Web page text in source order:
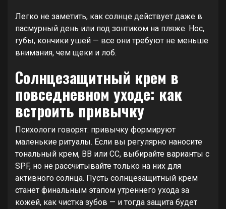
Легко не заметить, как солнце действует даже в
пасмурный день или под зонтиком на пляже. Нос,
губы, кончики ушей — все они требуют не меньше
внимания, чем щеки и лоб.
Солнцезащитный крем в
повседневном уходе: как
встроить привычку
Психологи говорят: привычку формируют
маленькие ритуалы. Если вы регулярно наносите
тональный крем, BB или CC, выбирайте варианты с
SPF, но не рассчитывайте только на них для
активного солнца. Пусть солнцезащитный крем
станет финальным этапом утреннего ухода за
кожей, как чистка зубов — и тогда защита будет